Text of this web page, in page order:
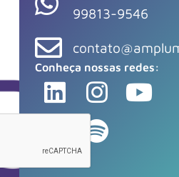
99813-9546
Conheça nossas redes: